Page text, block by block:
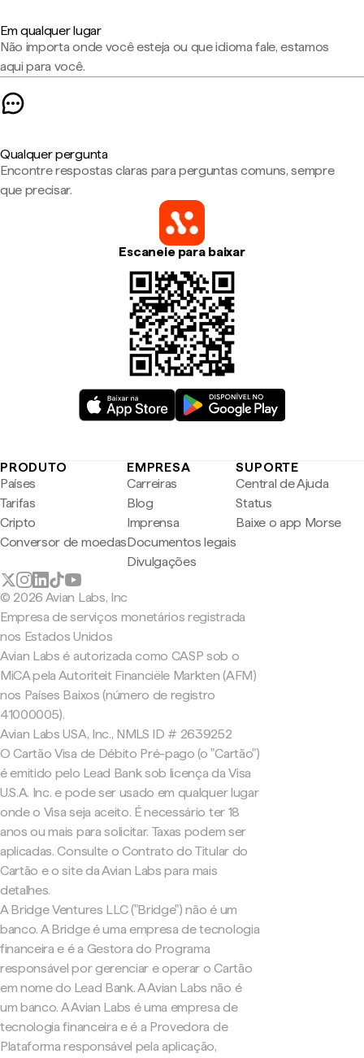
Em qualquer lugar
Não importa onde você esteja ou que idioma fale, estamos
aqui para você.
Qualquer pergunta
Encontre respostas claras para perguntas comuns, sempre
que precisar.
Escaneie para baixar
PRODUTO
Países
Tarifas
Cripto
Conversor de moedas
EMPRESA
Carreiras
Blog
Imprensa
Documentos legais
Divulgações
SUPORTE
Central de Ajuda
Status
Baixe o app Morse
© 2026 Avian Labs, Inc
Empresa de serviços monetários registrada
nos Estados Unidos
Avian Labs é autorizada como CASP sob o
MiCA pela Autoriteit Financiële Markten (AFM)
nos Países Baixos (número de registro
41000005).
Avian Labs USA, Inc., NMLS ID # 2639252
O Cartão Visa de Débito Pré-pago (o "Cartão")
é emitido pelo Lead Bank sob licença da Visa
U.S.A. Inc. e pode ser usado em qualquer lugar
onde o Visa seja aceito. É necessário ter 18
anos ou mais para solicitar. Taxas podem ser
aplicadas. Consulte o Contrato do Titular do
Cartão e o site da Avian Labs para mais
detalhes.
A Bridge Ventures LLC ("Bridge") não é um
banco. A Bridge é uma empresa de tecnologia
financeira e é a Gestora do Programa
responsável por gerenciar e operar o Cartão
em nome do Lead Bank. A Avian Labs não é
um banco. A Avian Labs é uma empresa de
tecnologia financeira e é a Provedora de
Plataforma responsável pela aplicação,